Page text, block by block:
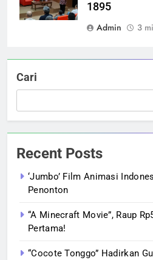
1895
Admin
3
Cari
Recent Posts
‘Jumbo’ Film Animasi
Penonton
“A Minecraft Movie”, Raup
Pertama!
“Cocote Tonggo” Hadirkan